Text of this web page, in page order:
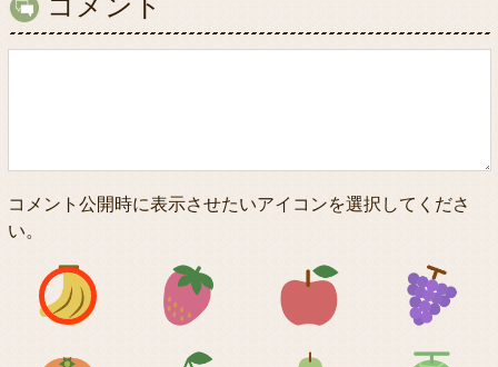
コメント公開時に表示させたいアイコンを選択してくださ
い。
アイコン1 アイコン2 アイコン3
アイコン5 アイコン6 アイコン7